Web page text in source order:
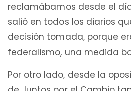
reclamábamos desde el
salió en todos los diarios
decisión tomada, porque
federalismo, una medida
Por otro lado, desde la